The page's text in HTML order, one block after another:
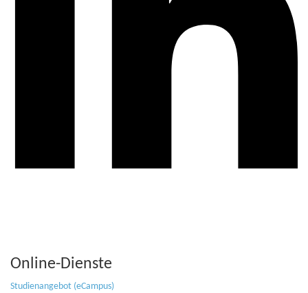
Online-Dienste
Studienangebot (eCampus)